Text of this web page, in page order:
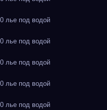
лье под водой
лье под водой
лье под водой
лье под водой
лье под водой